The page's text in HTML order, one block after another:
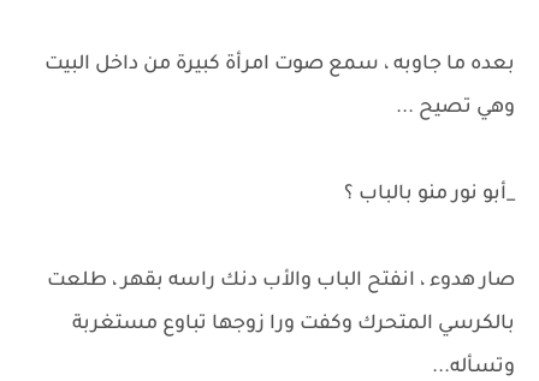
بعده ما جاوبه ، سمع صوت امرأة كبيرة من داخل البيت
وهي تصيح ...
_أبو نور منو بالباب ؟
صار هدوء ، انفتح الباب والأب دنك راسه بقهر ، طلعت
بالكرسي المتحرك وكفت ورا زوجها تباوع مستغربة
وتسأله...